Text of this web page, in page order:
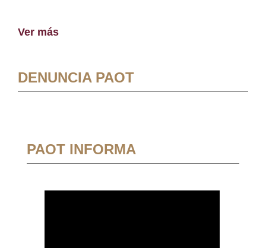
Ver más
DENUNCIA PAOT
PAOT INFORMA